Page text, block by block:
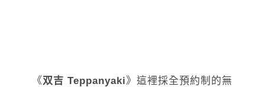
《双吉 Teppanyaki》這裡採全預約制的無